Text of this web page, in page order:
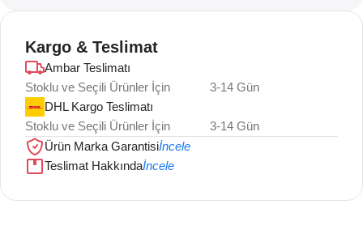
Kargo & Teslimat
Ambar Teslimatı
Stoklu ve Seçili Ürünler İçin
3-14 Gün
DHL Kargo Teslimatı
Stoklu ve Seçili Ürünler İçin
3-14 Gün
Ürün Marka Garantisiİncele
Teslimat Hakkındaİncele